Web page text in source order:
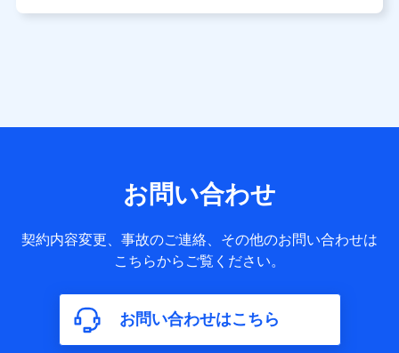
当社又は株式会社NTTドコモが提供する保険関連サービスに
送信履歴などの情報）が含まれます。
約に関する情報。例として、保険契約者及び被保険者の氏
名、住所、生年月日、性別、保険契約者と被保険者の関係、
保険加入の目的、保険商品の内容、保険料、保険料のお支払
年数などの情報、ペットの種類や年齢などの情報などが含ま
れます。
【共同して利用する者の範囲】
お問い合わせ
契約内容変更、事故のご連絡、その他のお問い合わせは
こちらからご覧ください。
お問い合わせはこちら